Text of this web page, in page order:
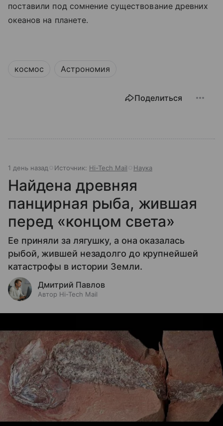
поставили под сомнение существование древних
океанов на планете.
космос Астрономия
Поделиться
1 день назад Источник: Hi-Tech Mail Наука
Найдена древняя
панцирная рыба, жившая
перед «концом света»
Ее приняли за лягушку, а она оказалась
рыбой, жившей незадолго до крупнейшей
катастрофы в истории Земли.
Дмитрий Павлов
Автор Hi-Tech Mail